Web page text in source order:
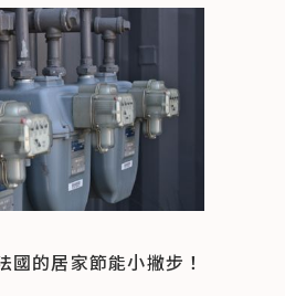
國的居家節能小撇步！